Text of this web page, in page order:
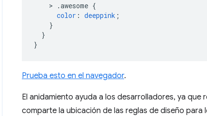
> .awesome {
color : deeppink ;
}
}
}
Prueba esto en el navegador.
El anidamiento ayuda a los desarrolladores, ya
comparte la ubicación de las reglas de diseño para